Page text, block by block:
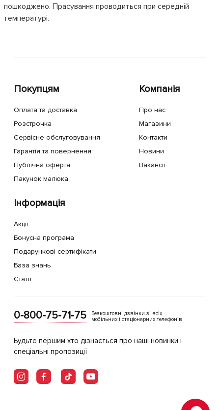
пошкоджено. Прасування проводиться при середній
температурі.
Покупцям
Оплата та доставка
Розстрочка
Сервісне обслуговування
Гарантія та повернення
Публічна оферта
Пакунок малюка
Компанія
Про нас
Магазини
Контакти
Новини
Вакансії
Інформація
Акції
Бонусна програма
Подарункові сертифікати
База знань
Статті
0-800-75-71-75
Безкоштовні дзвінки зі всіх
мобільних і стаціонарних телефонів
Будьте першим хто дізнається про наші новинки і
спеціальні пропозиції